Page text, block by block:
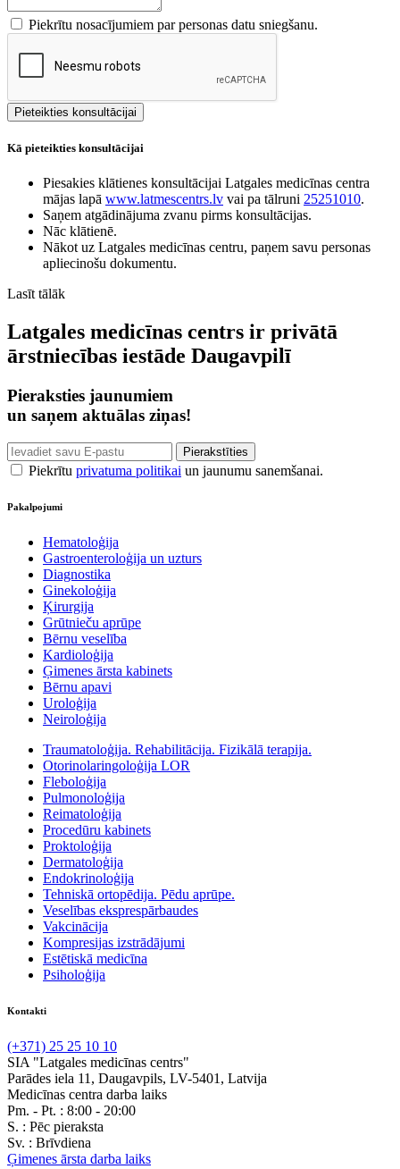
Piekrītu nosacījumiem par personas datu sniegšanu.
Kā pieteikties konsultācijai
Piesakies klātienes konsultācijai Latgales medicīnas centra
mājas lapā www.latmescentrs.lv vai pa tālruni 25251010.
Saņem atgādinājuma zvanu pirms konsultācijas.
Nāc klātienē.
Nākot uz Latgales medicīnas centru, paņem savu personas
apliecinošu dokumentu.
Lasīt tālāk
Latgales medicīnas centrs ir privātā
ārstniecības iestāde Daugavpilī
Pieraksties jaunumiem
un saņem aktuālas ziņas!
Piekrītu privatuma politikai un jaunumu sanemšanai.
Pakalpojumi
Hematoloģija
Gastroenteroloģija un uzturs
Diagnostika
Ginekoloģija
Ķirurgija
Grūtnieču aprūpe
Bērnu veselība
Kardioloģija
Ģimenes ārsta kabinets
Bērnu apavi
Uroloģija
Neiroloģija
Traumatoloģija. Rehabilitācija. Fizikālā terapija.
Otorinolaringoloģija LOR
Fleboloģija
Pulmonoloģija
Reimatoloģija
Procedūru kabinets
Proktoloģija
Dermatoloģija
Endokrinoloģija
Tehniskā ortopēdija. Pēdu aprūpe.
Veselības eksprespārbaudes
Vakcinācija
Kompresijas izstrādājumi
Estētiskā medicīna
Psiholoģija
Kontakti
(+371) 25 25 10 10
SIA "Latgales medicīnas centrs"
Parādes iela 11, Daugavpils, LV-5401, Latvija
Medicīnas centra darba laiks
Pm. - Pt. : 8:00 - 20:00
S. : Pēc pieraksta
Sv. : Brīvdiena
Ģimenes ārsta darba laiks